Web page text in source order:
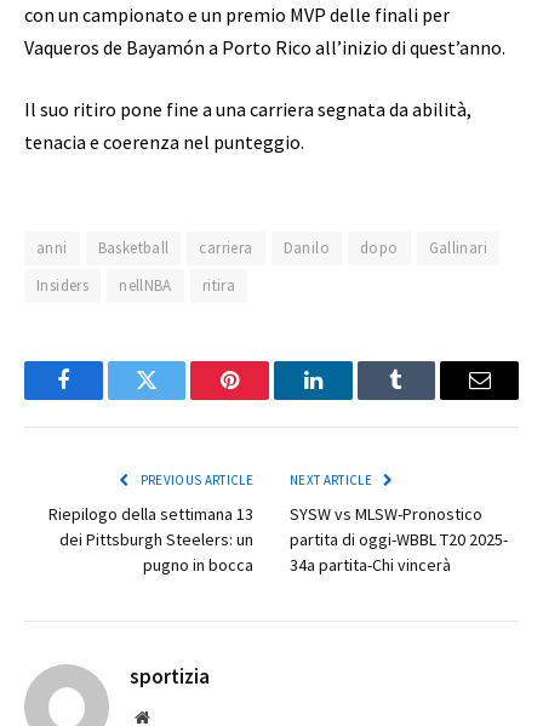
con un campionato e un premio MVP delle finali per
Vaqueros de Bayamón a Porto Rico all’inizio di quest’anno.
Il suo ritiro pone fine a una carriera segnata da abilità,
tenacia e coerenza nel punteggio.
anni Basketball carriera Danilo dopo
Gallinari
Insiders
nellNBA ritira
FacebookTwitter Pinterest LinkedInTumblr Email
PREVIOUS ARTICLE
Riepilogo della settimana 13
dei Pittsburgh Steelers: un
pugno in bocca
NEXT ARTICLE
SYSW vs MLSW-Pronostico
partita di oggi-WBBL T20 2025-
34a partita-Chi vincerà
sportizia
Website